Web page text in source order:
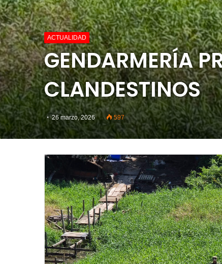
ACTUALIDAD
GENDARMERÍA
CLANDESTINOS
26 marzo, 2026 597